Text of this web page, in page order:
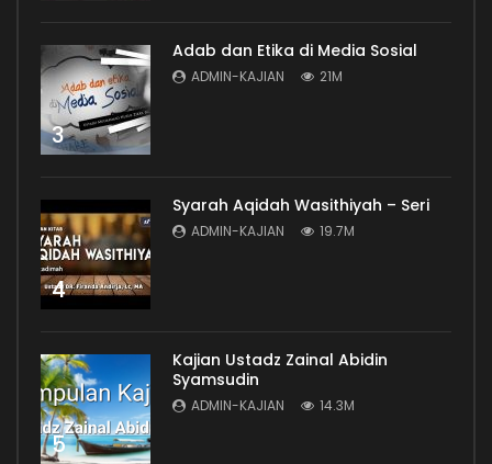
3
Adab dan Etika di Media Sosial
ADMIN-KAJIAN 21M
4
Syarah Aqidah Wasithiyah – Seri
ADMIN-KAJIAN 19.7M
5
Kajian Ustadz Zainal Abidin
Syamsudin
ADMIN-KAJIAN 14.3M